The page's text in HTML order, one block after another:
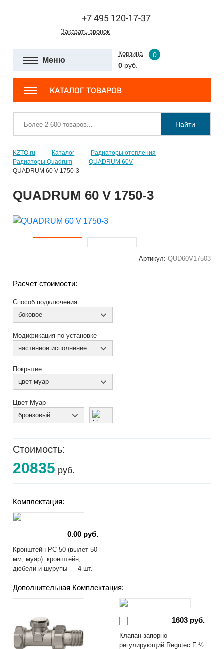
+7 495 120-17-37
Заказать звонок
Меню
Корзина
0
0 руб.
КАТАЛОГ ТОВАРОВ
Найти
KZTO.ru Каталог
Радиаторы отопления
Радиаторы Quadrum
QUADRUM 60V
QUADRUM 60 V 1750-3
QUADRUM 60 V 1750-3
Артикул: QUD60V17503
Расчет стоимости:
Способ подключения
боковое
Модификация по установке
настенное исполнение
Покрытие
цвет муар
Цвет Муар
бронзовый муар
Стоимость:
20835 руб.
Комплектация:
0.00 руб.
Кронштейн РС-50 (вылет 50
мм, муар): кронштейн,
дюбели и шурупы — 4 шт.
Дополнительная Комплектация:
1603 руб.
Клапан запорно-
регулирующий Regutec F ½